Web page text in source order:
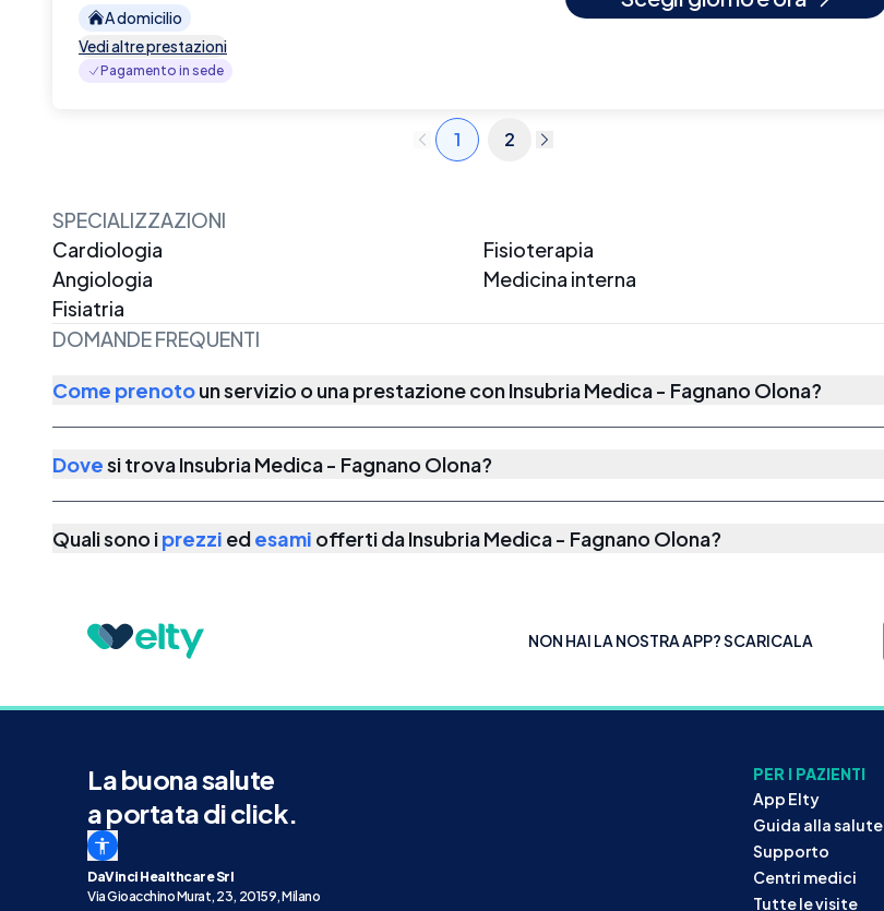
A domicilio
Vedi altre prestazioni
Pagamento in sede
1 2
SPECIALIZZAZIONI
Cardiologia
Fisioterapia
Angiologia
Medicina interna
Fisiatria
DOMANDE FREQUENTI
Come prenotoun servizio o una prestazione conInsubria Medica - Fagnano Olona?
Dovesi trovaInsubria Medica - Fagnano Olona?
Quali sono iprezzi edesami offerti daInsubria Medica - Fagnano Olona?
NON HAI LA NOSTRA APP? SCARICALA
La buona salute
a portata di click.
DaVinci Healthcare Srl
Via Gioacchino Murat, 23, 20159, Milano
PER I PAZIENTI
App Elty
Guida alla salute
Supporto
Centri medici
Tutte le visite